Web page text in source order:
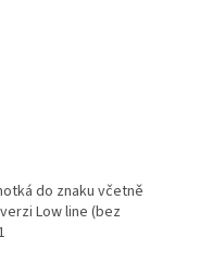
do znaku včetně
Low line (bez